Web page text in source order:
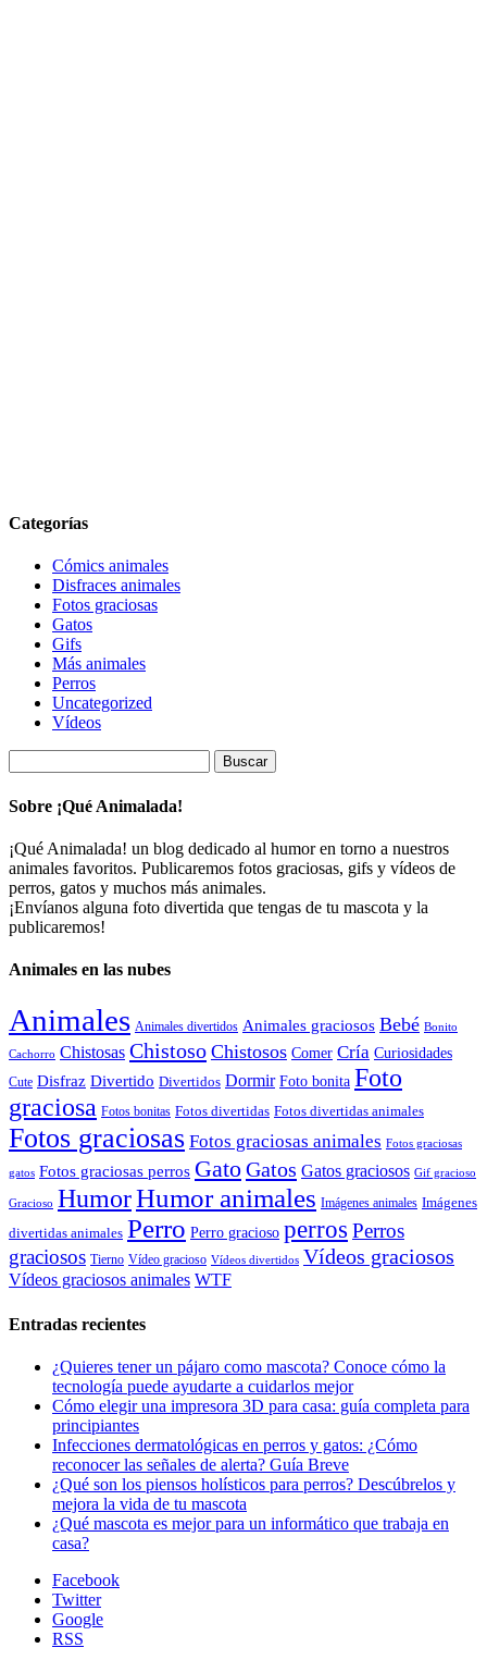
Categorías
Cómics animales
Disfraces animales
Fotos graciosas
Gatos
Gifs
Más animales
Perros
Uncategorized
Vídeos
Sobre ¡Qué Animalada!
¡Qué Animalada! un blog dedicado al humor en torno a nuestros
animales favoritos. Publicaremos fotos graciosas, gifs y vídeos de
perros, gatos y muchos más animales.
¡Envíanos alguna foto divertida que tengas de tu mascota y la
publicaremos!
Animales en las nubes
Animales Animales divertidos Animales graciosos Bebé Bonito
Cachorro Chistosas Chistoso Chistosos Comer Cría Curiosidades
Cute Disfraz Divertido Divertidos Dormir Foto bonita Foto
graciosa Fotos bonitas Fotos divertidas Fotos divertidas animales
Fotos graciosas Fotos graciosas animales Fotos graciosas
gatos Fotos graciosas perros GatoGatos Gatos graciosos Gif gracioso
Gracioso HumorHumor animales Imágenes animales Imágenes
divertidas animales Perro Perro gracioso perros Perros
graciosos Tierno Vídeo gracioso Vídeos divertidos Vídeos graciosos
Vídeos graciosos animales WTF
Entradas recientes
¿Quieres tener un pájaro como mascota? Conoce cómo la
tecnología puede ayudarte a cuidarlos mejor
Cómo elegir una impresora 3D para casa: guía completa para
principiantes
Infecciones dermatológicas en perros y gatos: ¿Cómo
reconocer las señales de alerta? Guía Breve
¿Qué son los piensos holísticos para perros? Descúbrelos y
mejora la vida de tu mascota
¿Qué mascota es mejor para un informático que trabaja en
casa?
Facebook
Twitter
Google
RSS